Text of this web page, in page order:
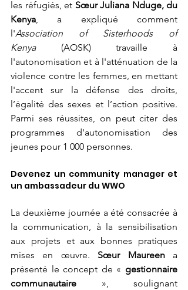
les réfugiés, et Sœur Juliana Nduge, du
Kenya, a expliqué comment
l'Association of Sisterhoods of
Kenya (AOSK) travaille à
l'autonomisation et à l'atténuation de la
violence contre les femmes, en mettant
l'accent sur la défense des droits,
l’égalité des sexes et l’action positive.
Parmi ses réussites, on peut citer des
programmes d'autonomisation des
jeunes pour 1 000 personnes.
Devenez un community manager et
un ambassadeur du WWO
La deuxième journée a été consacrée à
la communication, à la sensibilisation
aux projets et aux bonnes pratiques
mises en œuvre. Sœur Maureen a
présenté le concept de « gestionnaire
communautaire », soulignant